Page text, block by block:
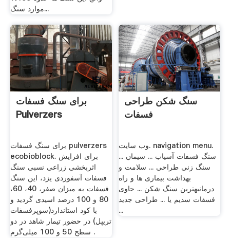
موارد سنگ...
برای سنگ فسفات
Pulverzers
برای سنگ فسفات pulverzers
ecobioblock. برای افزایش
اثربخشی زراعی نسبی سنگ
فسفات آسفوردی یزد، این سنگ
فسفات به میزان صفر، 40، 60،
80 و 100 درصد اسیدی گردید و
با کود استاندارد(سوپرفسفات
تریپل) در حضور تیمار شاهد در دو
سطح 50 و 100 میلی‌گرم .
سنگ شکن طراحی
فسفات
وب سایت. navigation menu.
... ‌سنگ فسفات آسیاب ... سیمان
سنگ زنی طراحی ... سلامت و
بهداشت بیماری ها و راه
درمانبهترین سنگ شکن ... حاوی
فسفات سدیم یا ... طراحی جدید
...